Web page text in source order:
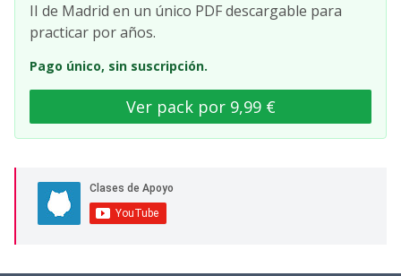
II de Madrid en un único PDF descargable para
practicar por años.
Pago único, sin suscripción.
Ver pack por 9,99 €